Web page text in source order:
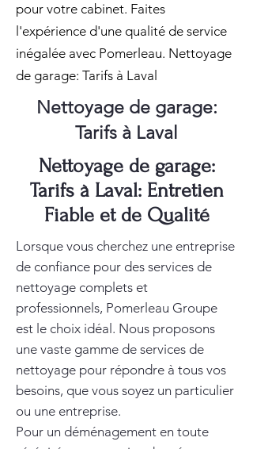
pour votre cabinet. Faites
l'expérience d'une qualité de service
inégalée avec Pomerleau. Nettoyage
de garage: Tarifs à Laval
Nettoyage de garage:
Tarifs à Laval
Nettoyage de garage:
Tarifs à Laval: Entretien
Fiable et de Qualité
Lorsque vous cherchez une entreprise
de confiance pour des services de
nettoyage complets et
professionnels, Pomerleau Groupe
est le choix idéal. Nous proposons
une vaste gamme de services de
nettoyage pour répondre à tous vos
besoins, que vous soyez un particulier
ou une entreprise.
Pour un déménagement en toute